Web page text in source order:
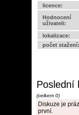
licence:
Hodnocení
uživateli:
lokalizace:
počet stažení:
Poslední
(celkem 0)
Diskuze je
první.